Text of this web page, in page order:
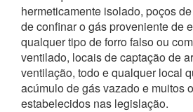
hermeticamente isolado, poços
de confinar o gás proveniente de
qualquer tipo de forro falso ou
ventilado, locais de captação de
ventilação, todo e qualquer local
acúmulo de gás vazado e muitos
estabelecidos nas legislação.